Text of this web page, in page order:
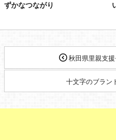
ずかなつながり
秋田県里親支
十文字のブラン